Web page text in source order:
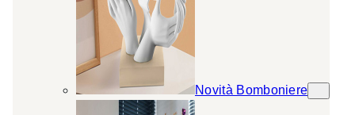
Novità Bomboniere